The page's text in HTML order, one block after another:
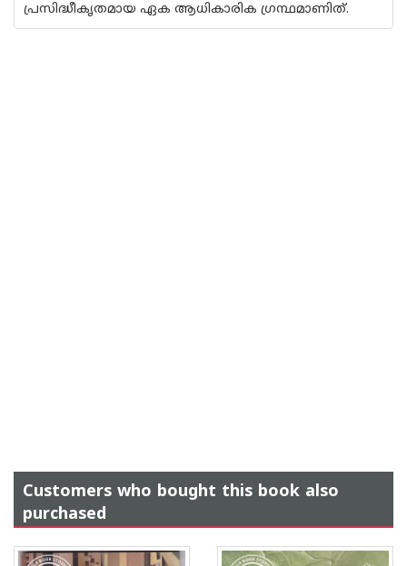
പ്രസിദ്ധീകൃതമായ ഏക ആധികാരിക ഗ്രന്ഥമാണിത്.
Customers who bought this book also
purchased